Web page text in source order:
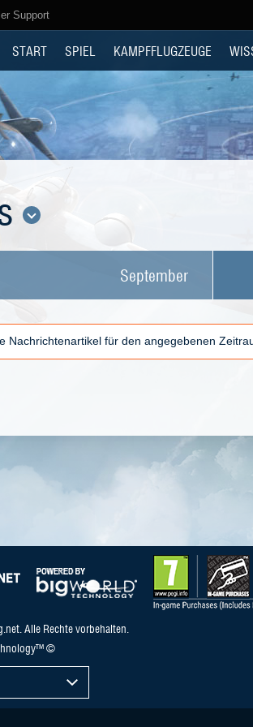
Support
START SPIEL KAMPFFLUGZEUGE
September
Nachrichtenartikel für den angegebenen
Alle Rechte vorbehalten.
©